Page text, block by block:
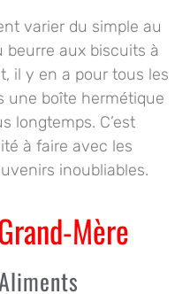
varier du simple au
beurre aux biscuits à
il y en a pour tous les
une boîte hermétique
longtemps. C’est
à faire avec les
inoubliables.
Mère